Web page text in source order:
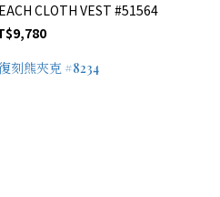
CLOTH VEST #51564